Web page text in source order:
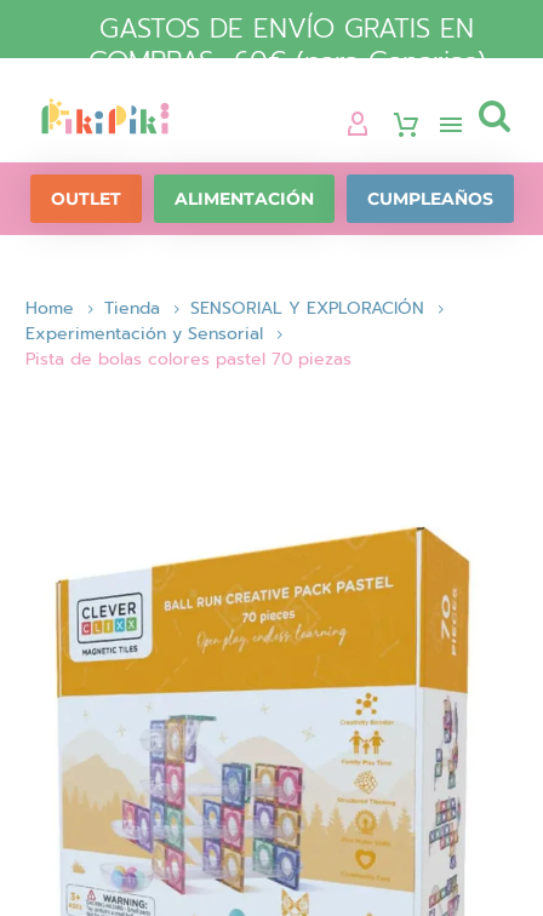
GASTOS DE ENVÍO GRATIS EN
COMPRAS +60€ (para Canarias)

OUTLET ALIMENTACIÓN CUMPLEAÑOS
Home Tienda
SENSORIAL Y EXPLORACIÓN
Experimentación y Sensorial
Pista de bolas colores pastel 70 piezas